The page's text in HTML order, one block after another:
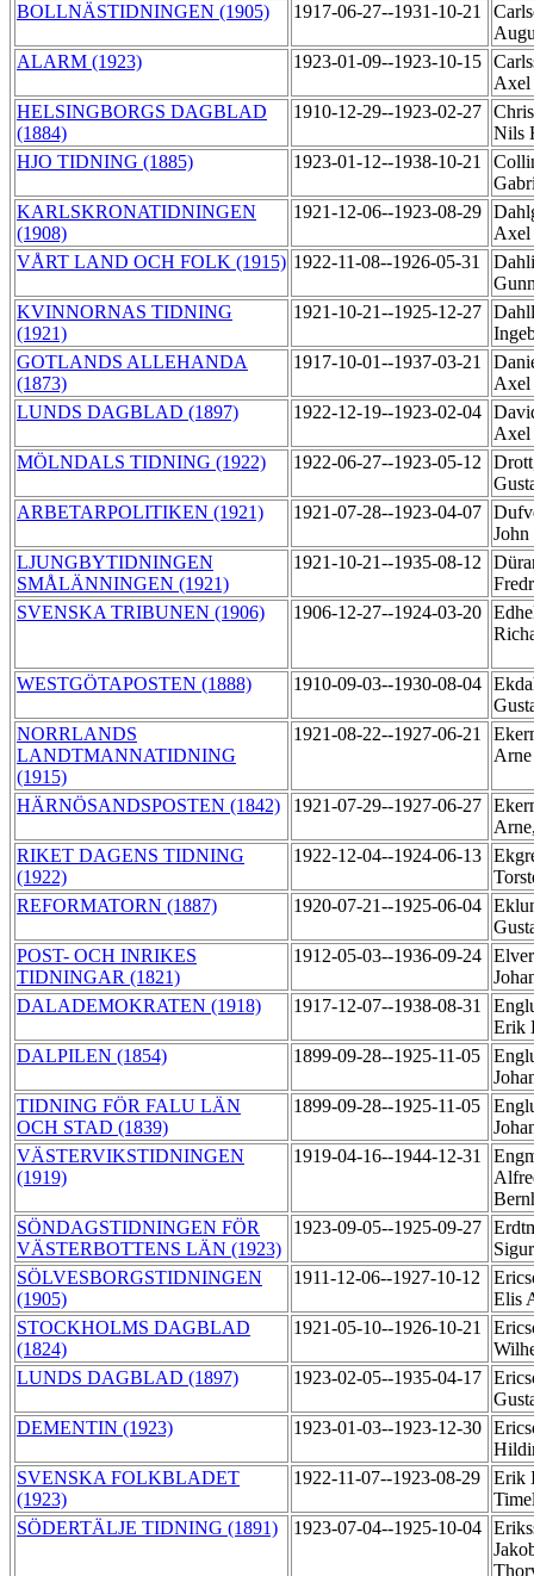
BOLLNÄSTIDNINGEN (1905)
1917-06-27--1931-10-21
ALARM (1923)
1923-01-09--1923-10-15
HELSINGBORGS DAGBLAD
(1884)
1910-12-29--1923-02-27
Nils
HJO TIDNING (1885)
1923-01-12--1938-10-21
KARLSKRONATIDNINGEN
(1908)
1921-12-06--1923-08-29
VÅRT LAND OCH FOLK (1915) 1922-11-08--1926-05-31
KVINNORNAS TIDNING
(1921)
1921-10-21--1925-12-27
GOTLANDS ALLEHANDA
(1873)
1917-10-01--1937-03-21
LUNDS DAGBLAD (1897)
1922-12-19--1923-02-04
Axel
MÖLNDALS TIDNING (1922)
1922-06-27--1923-05-12
ARBETARPOLITIKEN (1921)
1921-07-28--1923-04-07
LJUNGBYTIDNINGEN
SMÅLÄNNINGEN (1921)
1921-10-21--1935-08-12
SVENSKA TRIBUNEN (1906)
1906-12-27--1924-03-20
WESTGÖTAPOSTEN (1888) 1910-09-03--1930-08-04
NORRLANDS
LANDTMANNATIDNING
(1915)
1921-08-22--1927-06-21
HÄRNÖSANDSPOSTEN (1842) 1921-07-29--1927-06-27
RIKET DAGENS TIDNING
(1922)
1922-12-04--1924-06-13
REFORMATORN (1887)
1920-07-21--1925-06-04
POST- OCH INRIKES
TIDNINGAR (1821)
1912-05-03--1936-09-24
DALADEMOKRATEN (1918)
1917-12-07--1938-08-31
Erik
DALPILEN (1854)
1899-09-28--1925-11-05
TIDNING FÖR FALU LÄN
OCH STAD (1839)
1899-09-28--1925-11-05
VÄSTERVIKSTIDNINGEN
(1919)
1919-04-16--1944-12-31
SÖNDAGSTIDNINGEN FÖR
VÄSTERBOTTENS LÄN (1923)
1923-09-05--1925-09-27
SÖLVESBORGSTIDNINGEN
(1905)
1911-12-06--1927-10-12
Elis
STOCKHOLMS DAGBLAD
(1824)
1921-05-10--1926-10-21
LUNDS DAGBLAD (1897)
1923-02-05--1935-04-17
DEMENTIN (1923)
1923-01-03--1923-12-30
SVENSKA FOLKBLADET
(1923)
1922-11-07--1923-08-29
Erik
SÖDERTÄLJE TIDNING (1891)
1923-07-04--1925-10-04